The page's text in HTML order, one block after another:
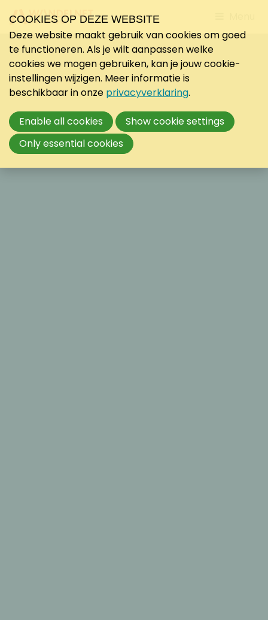
to
COOKIES OP DEZE WEBSITE
Deze website maakt gebruik van cookies om goed
te functioneren. Als je wilt aanpassen welke
cookies we mogen gebruiken, kan je jouw cookie-
instellingen wijzigen. Meer informatie is
beschikbaar in onze privacyverklaring.
Enable all cookies
Show cookie settings
Only essential cookies